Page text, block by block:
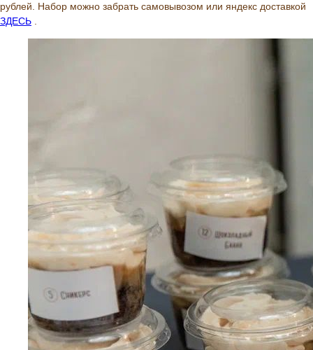
рублей. Набор можно забрать самовывозом или яндекс доставкой
ЗДЕСЬ .